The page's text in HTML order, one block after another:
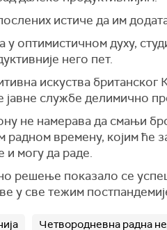
истиче да им
у оптимистичном духу,
него пет.
искуства
јавне службе делимично
не намерава да смањи
времену, којим ће
могу да раде.
решење показало се
у све тежим
Четвородневна радна